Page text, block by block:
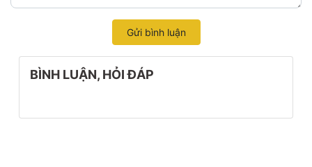
Gửi bình luận
BÌNH LUẬN, HỎI ĐÁP